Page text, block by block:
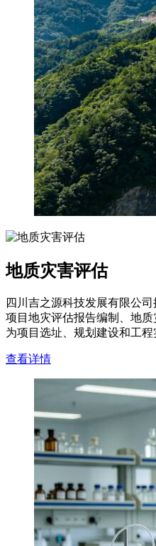
地质灾害评估
四川吉之源科技发展有限公
项目地灾评估报告编制、地
为项目选址、规划建设和工程
查看详情